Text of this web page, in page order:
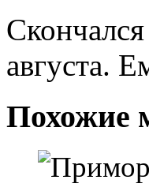
августа.
Похожие